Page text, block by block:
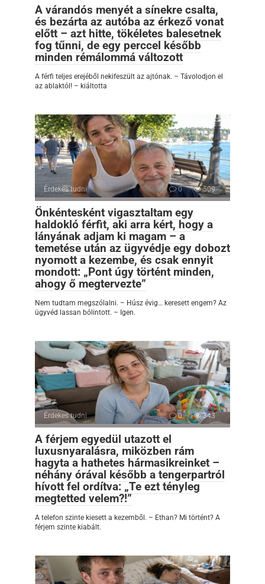
A várandós menyét a sínekre csalta,
és bezárta az autóba az érkező vonat
előtt – azt hitte, tökéletes balesetnek
fog tűnni, de egy perccel később
minden rémálommá változott
A férfi teljes erejéből nekifeszült az ajtónak. – Távolodjon el
az ablaktól! – kiáltotta
Érdekes tudni 0 509
Önkéntesként vigasztaltam egy
haldokló férfit, aki arra kért, hogy a
lányának adjam ki magam – a
temetése után az ügyvédje egy dobozt
nyomott a kezembe, és csak ennyit
mondott: „Pont úgy történt minden,
ahogy ő megtervezte”
Nem tudtam megszólalni. – Húsz évig… keresett engem? Az
ügyvéd lassan bólintott. – Igen.
Érdekes tudni 0 343
A férjem egyedül utazott el
luxusnyaralásra, miközben rám
hagyta a hathetes hármasikreinket –
néhány órával később a tengerpartról
hívott fel ordítva: „Te ezt tényleg
megtetted velem?!”
A telefon szinte kiesett a kezemből. – Ethan? Mi történt? A
férjem szinte kiabált.